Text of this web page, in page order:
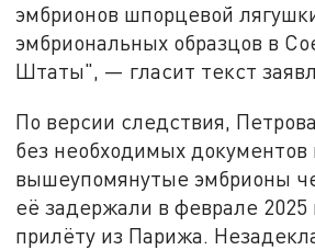
эмбрионов шпорцевой
эмбриональных образцов в
Штаты", — гласит текст
По версии следствия,
без необходимых документов
вышеупомянутые эмбрионы
её задержали в феврале 2025
прилёту из Парижа.